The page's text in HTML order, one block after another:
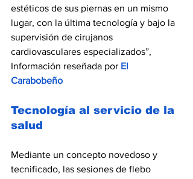
estéticos de sus piernas en un mismo
lugar, con la última tecnología y bajo la
supervisión de cirujanos
cardiovasculares especializados”,
Información reseñada por El
Carabobeño
Tecnología al servicio de la
salud
Mediante un concepto novedoso y
tecnificado, las sesiones de flebo